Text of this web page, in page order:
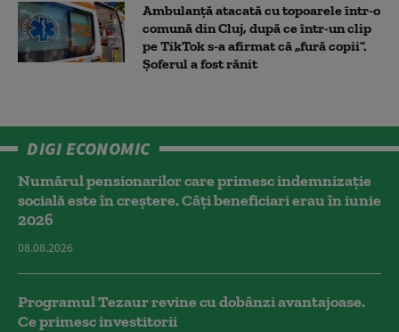
Ambulanţă atacată cu topoarele într-o
comună din Cluj, după ce într-un clip
pe TikTok s-a afirmat că „fură copii”.
Șoferul a fost rănit
DIGI ECONOMIC
Numărul pensionarilor care primesc indemnizaţie
socială este în creștere. Câți beneficiari erau în iunie
2026
08.08.2026
Programul Tezaur revine cu dobânzi avantajoase.
Ce primesc investitorii